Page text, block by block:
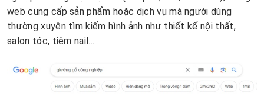
web cung cấp sản phẩm hoặc dịch vụ mà người dùng
thường xuyên tìm kiếm hình ảnh như thiết kế nội thất,
salon tóc, tiệm nail…